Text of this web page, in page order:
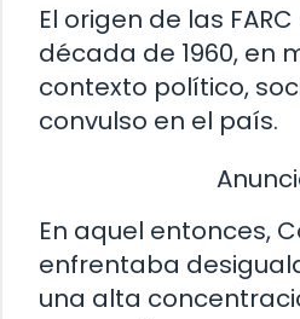
El origen de las
década de 1960, en
contexto político,
convulso en el país.
En aquel entonces,
enfrentaba
una alta